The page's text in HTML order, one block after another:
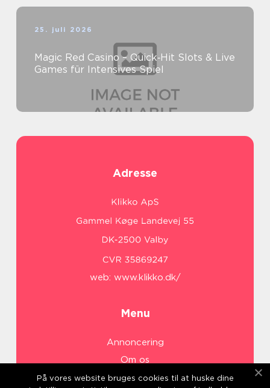
25. juli 2026
Magic Red Casino – Quick‑Hit Slots & Live
Games für Intensives Spiel
Adresse
web: www.klikko.dk/
Menu
Annoncering
Om os
Cookies
På vores website bruges cookies til at huske dine